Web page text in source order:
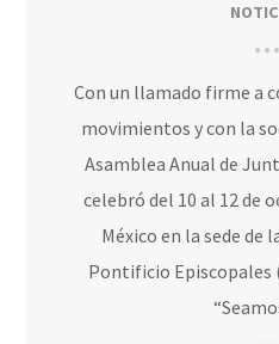
Con un llamado firme a
movimientos y con la
Asamblea Anual de
celebró del 10 al 12 de
México en la sede de
Pontificio Episcopales